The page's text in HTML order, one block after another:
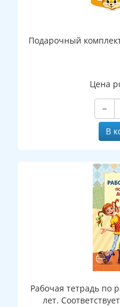
Подарочный
Цена
−
В
Рабочая тетрадь по
лет.